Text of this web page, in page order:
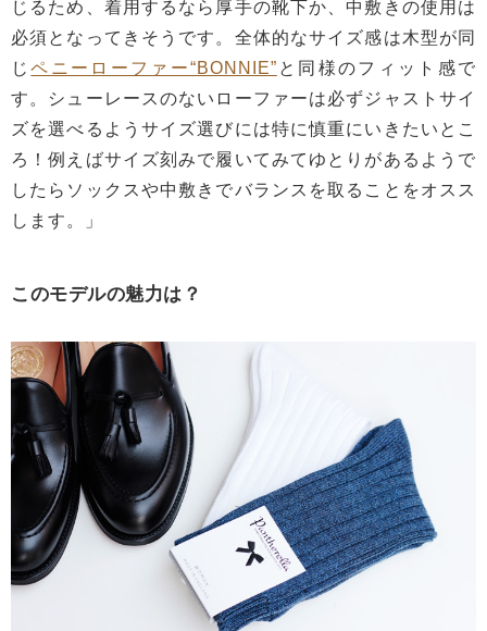
じるため、着用するなら厚手の靴下か、中敷きの使用は
必須となってきそうです。全体的なサイズ感は木型が同
じペニーローファー“BONNIE” と同様のフィット感で
す。シューレースのないローファーは必ずジャストサイ
ズを選べるようサイズ選びには特に慎重にいきたいとこ
ろ！例えばサイズ刻みで履いてみてゆとりがあるようで
したらソックスや中敷きでバランスを取ることをオスス
します。」
このモデルの魅力は？